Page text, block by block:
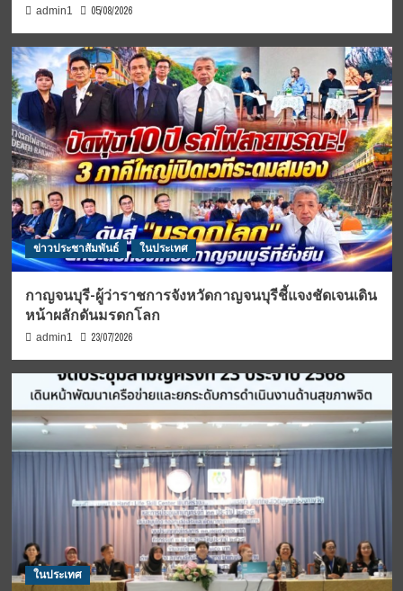
admin1 05/08/2026
ข่าวประชาสัมพันธ์ ในประเทศ
กาญจนบุรี-ผู้ว่าราชการจังหวัดกาญจนบุรีชี้แจงชัดเจนเดิน
หน้าผลักดันมรดกโลก
admin1 23/07/2026
ในประเทศ